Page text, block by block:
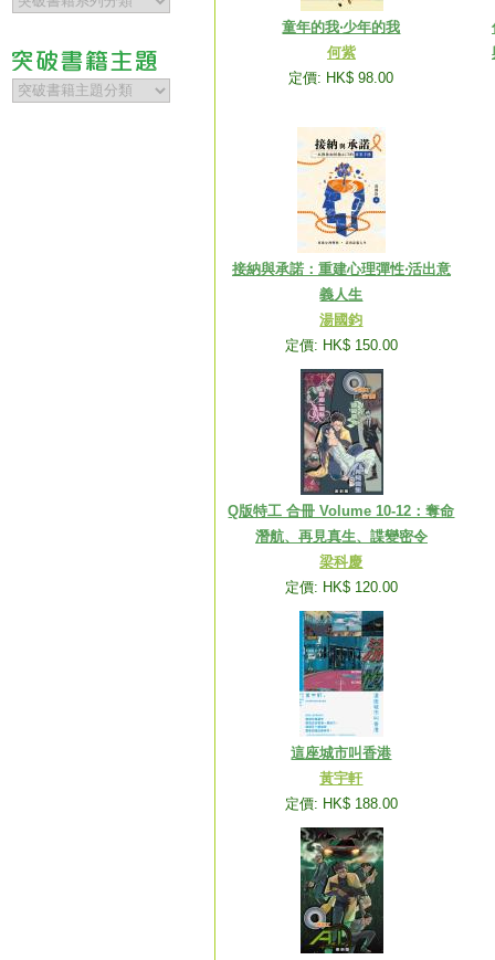
童年的我‧少年的我
何紫
定價: HK$ 98.00
接納與承諾：重建心理彈性‧活出意
義人生
湯國鈞
定價: HK$ 150.00
Q版特工 合冊 Volume 10-12：奪命
潛航、再見真生、諜變密令
梁科慶
定價: HK$ 120.00
這座城市叫香港
黃宇軒
定價: HK$ 188.00